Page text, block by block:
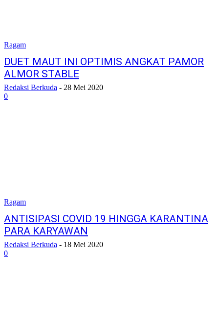
Ragam
DUET MAUT INI OPTIMIS ANGKAT PAMOR
ALMOR STABLE
Redaksi Berkuda - 28 Mei 2020
0
Ragam
ANTISIPASI COVID 19 HINGGA KARANTINA
PARA KARYAWAN
Redaksi Berkuda - 18 Mei 2020
0